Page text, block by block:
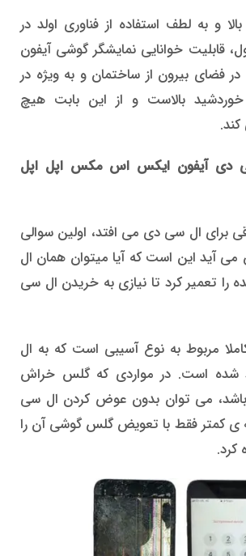
و به لطف استفاده از فناوری اولد در
خوانایی نمایشگر گوشی آیفون
بیرون از ساختمان و به ویژه در
بالاست و از این بابت هیچ
دی آیفون ایکس اس مکس اپل اپل
برای ال سی دی می افتد، اولین سوالی
آید این است که آیا میتوان همان ال
تعمیر کرد تا نیازی به خریدن ال سی
مربوط به نوع آسیبی است که به ال
شده است. در مواردی که گلس خراش
باشد، می توان بدون عوض کردن ال سی
ی کمتر فقط با تعویض گلس گوشی آن را
کرد.